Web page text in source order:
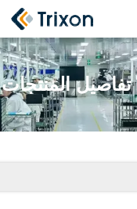
تفاصيل المنتجات